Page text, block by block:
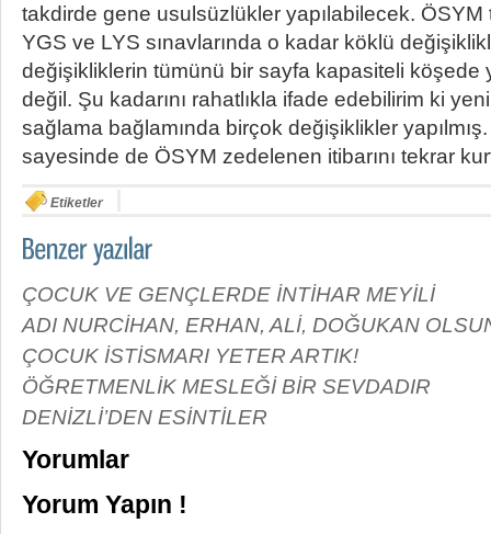
takdirde gene usulsüzlükler yapılabilecek. ÖSYM
YGS ve LYS sınavlarında o kadar köklü
değişikliklerin tümünü bir sayfa kapasiteli köşede
değil. Şu kadarını rahatlıkla ifade edebilirim ki
sağlama bağlamında birçok değişiklikler
sayesinde de ÖSYM zedelenen itibarını tekrar
Etiketler
ÇOCUK VE GENÇLERDE İNTİHAR MEYİLİ
ADI NURCİHAN, ERHAN, ALİ, DOĞUKAN
ÇOCUK İSTİSMARI YETER ARTIK!
ÖĞRETMENLİK MESLEĞİ BİR SEVDADIR
DENİZLİ’DEN ESİNTİLER
Yorumlar
Yorum Yapın !